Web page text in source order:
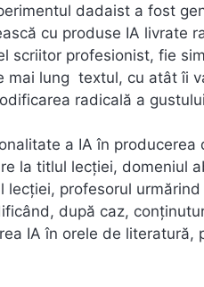
dadaist a fost
cu produse IA livrate
scriitor profesionist, fie
mai lung textul, cu atât îi
radicală a
a IA în producerea
la titlul lecției, domeniul
profesorul
după caz,
IA în orele de literatură,